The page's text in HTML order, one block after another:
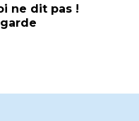
ne dit pas !